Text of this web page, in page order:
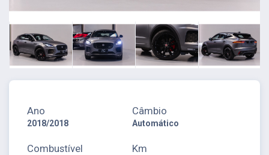
Ano
2018/2018
Câmbio
Automático
Combustível Km